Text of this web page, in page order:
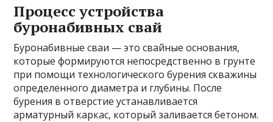
Процесс устройства
буронабивных свай
Буронабивные сваи — это свайные основания,
которые формируются непосредственно в грунте
при помощи технологического бурения скважины
определенного диаметра и глубины. После
бурения в отверстие устанавливается
арматурный каркас, который заливается бетоном.